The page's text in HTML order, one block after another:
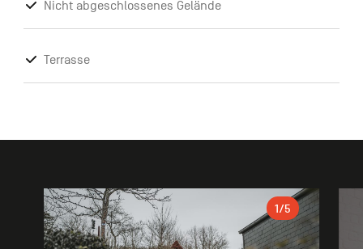
Nicht abgeschlossenes Gelände
Terrasse
Galerie
1/5